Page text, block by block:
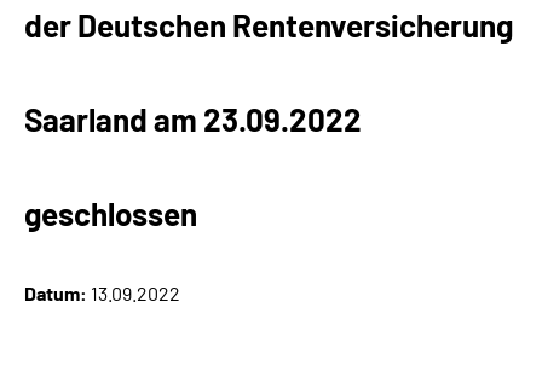
Über uns
Online-Services
der Deutschen Rentenversicherung
Saarland am 23.09.2022
geschlossen
Datum: 13.09.2022